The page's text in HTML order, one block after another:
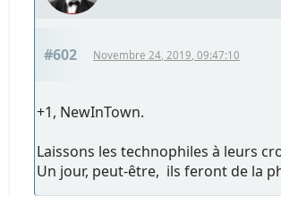
#602 Novembre 24, 2019, 09:47:10
+1, NewInTown.
Laissons les technophiles à leurs
Un jour, peut-être, ils feront de la